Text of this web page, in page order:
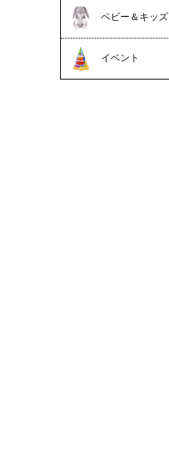
ベビー＆キッズ
イベント